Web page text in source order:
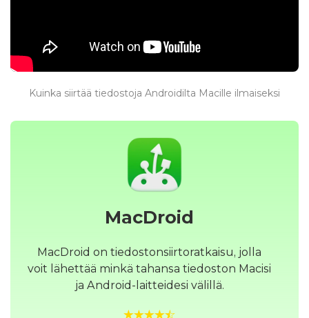
Kuinka siirtää tiedostoja Androidilta Macille ilmaiseksi
MacDroid
MacDroid on tiedostonsiirtoratkaisu, jolla
voit lähettää minkä tahansa tiedoston Macisi
ja Android-laitteidesi välillä.